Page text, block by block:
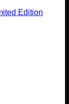
Edition